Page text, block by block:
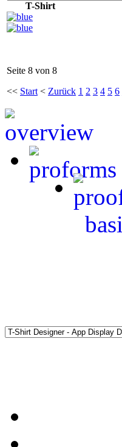
T-Shirt
Seite 8 von 8
<< Start < Zurück 1 2 3 4 5 6